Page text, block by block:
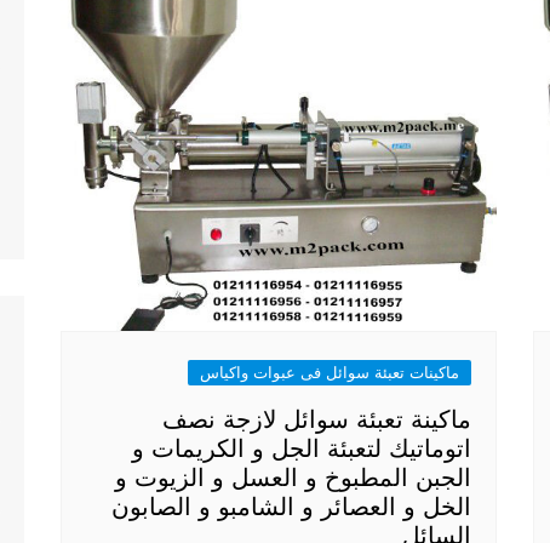
ماكينات تعبئة سوائل فى عبوات واكياس
ماكينة تعبئة سوائل لازجة نصف
اتوماتيك لتعبئة الجل و الكريمات و
الجبن المطبوخ و العسل و الزيوت و
الخل و العصائر و الشامبو و الصابون
السائل